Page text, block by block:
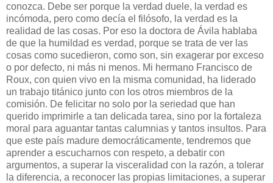
conozca. Debe ser porque la verdad duele, la verdad es
incómoda, pero como decía el filósofo, la verdad es la
realidad de las cosas. Por eso la doctora de Ávila hablaba
de que la humildad es verdad, porque se trata de ver las
cosas como sucedieron, como son, sin exagerar por exceso
o por defecto, ni más ni menos. Mi hermano Francisco de
Roux, con quien vivo en la misma comunidad, ha liderado
un trabajo titánico junto con los otros miembros de la
comisión. De felicitar no solo por la seriedad que han
querido imprimirle a tan delicada tarea, sino por la fortaleza
moral para aguantar tantas calumnias y tantos insultos. Para
que este país madure democráticamente, tendremos que
aprender a escucharnos con respeto, a debatir con
argumentos, a superar la visceralidad con la razón, a tolerar
la diferencia, a reconocer las propias limitaciones, a superar